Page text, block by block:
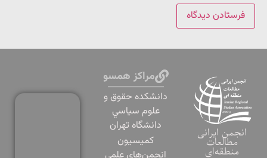
انجمن ایرانی
مطالعات
منطقه‌ای
مراکز همسو
دانشكده حقوق و
علوم سياسي
دانشگاه تهران
کمیسیون